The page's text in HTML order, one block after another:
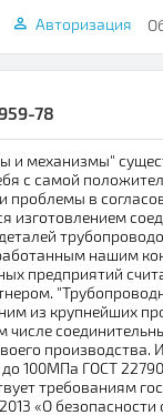
Авторизация
78
механизмы"
с самой
проблемы в
нашим
предприятий
из крупнейших
производства.
100МПа ГОСТ
требованиям
«О